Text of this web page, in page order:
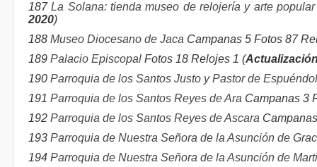
187La Solana: tienda museo de relojería y arte
2020)
188 Museo Diocesano de Jaca Campanas 5 Fotos 87
189 Palacio Episcopal Fotos 18 Relojes 1 (
190 Parroquia de los Santos Justo y Pastor de
191 Parroquia de los Santos Reyes de Ara Campanas 3
192 Parroquia de los Santos Reyes de Ascara
193 Parroquia de Nuestra Señora de la Asunción de
194 Parroquia de Nuestra Señora de la Asunción de